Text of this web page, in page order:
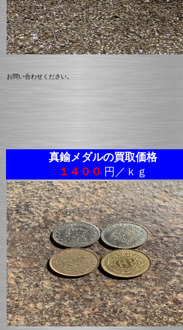
お問い合わせください。
真鍮メダルの買取価格
１４００ 円／ｋｇ